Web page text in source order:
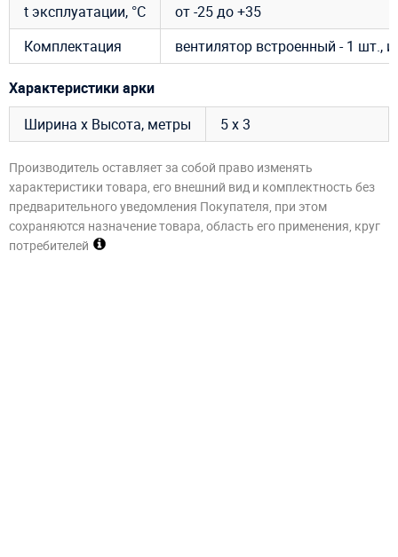
t эксплуатации, °C
от -25 до +35
Комплектация
вентилятор встроенный - 1 шт.,
Характеристики арки
Ширина х Высота, метры
5 х 3
Производитель оставляет за собой право изменять
характеристики товара, его внешний вид и комплектность без
предварительного уведомления Покупателя, при этом
сохраняются назначение товара, область его применения, круг
потребителей